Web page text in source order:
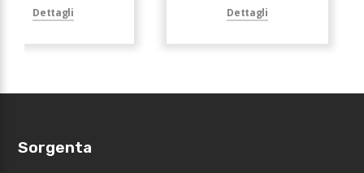
Dettagli Dettagli
Sorgenta